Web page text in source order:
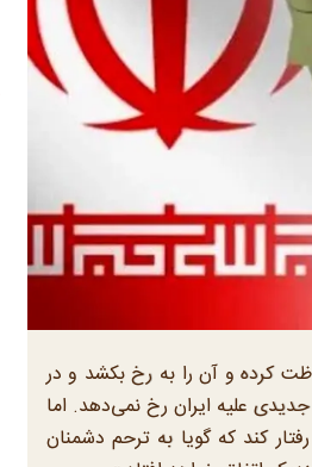
کرده و آن را به رخ بکشد و در
علیه ایران رخ نمی‌دهد. اما
کند که گویا به ترحم دشمنان